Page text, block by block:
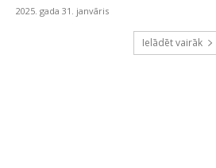
2025. gada 31. janvāris
Ielādēt vairāk